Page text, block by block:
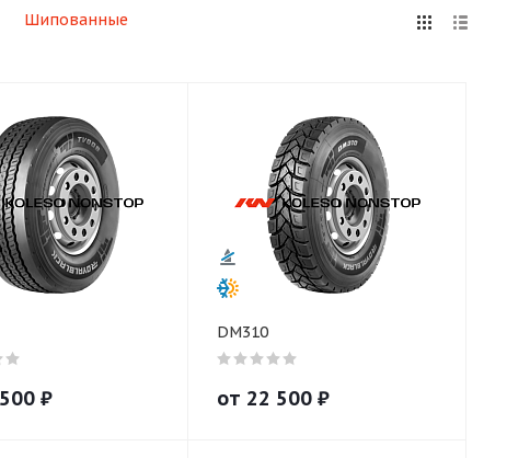
Шипованные
₽
DM310
от 22 500 ₽